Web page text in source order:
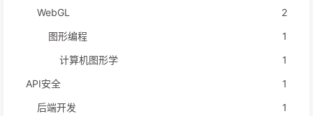
WebGL
2
图形编程
1
计算机图形学
1
API安全
1
后端开发
1